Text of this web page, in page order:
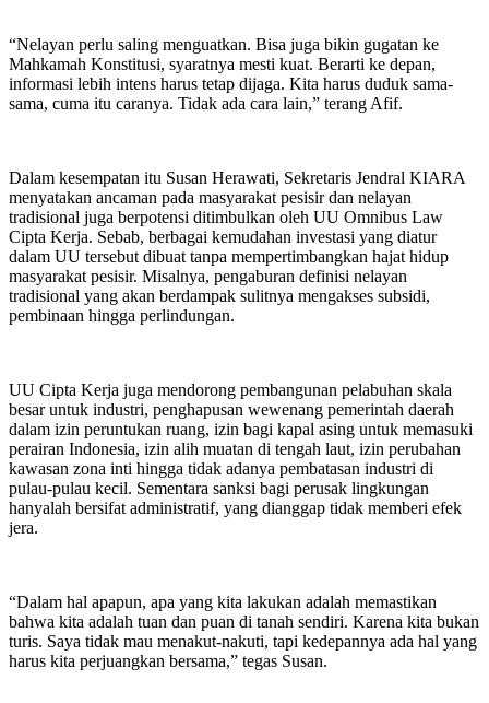
“Nelayan perlu saling menguatkan. Bisa juga bikin gugatan ke
Mahkamah Konstitusi, syaratnya mesti kuat. Berarti ke depan,
informasi lebih intens harus tetap dijaga. Kita harus duduk sama-
sama, cuma itu caranya. Tidak ada cara lain,” terang Afif.
Dalam kesempatan itu Susan Herawati, Sekretaris Jendral KIARA
menyatakan ancaman pada masyarakat pesisir dan nelayan
tradisional juga berpotensi ditimbulkan oleh UU Omnibus Law
Cipta Kerja. Sebab, berbagai kemudahan investasi yang diatur
dalam UU tersebut dibuat tanpa mempertimbangkan hajat hidup
masyarakat pesisir. Misalnya, pengaburan definisi nelayan
tradisional yang akan berdampak sulitnya mengakses subsidi,
pembinaan hingga perlindungan.
UU Cipta Kerja juga mendorong pembangunan pelabuhan skala
besar untuk industri, penghapusan wewenang pemerintah daerah
dalam izin peruntukan ruang, izin bagi kapal asing untuk memasuki
perairan Indonesia, izin alih muatan di tengah laut, izin perubahan
kawasan zona inti hingga tidak adanya pembatasan industri di
pulau-pulau kecil. Sementara sanksi bagi perusak lingkungan
hanyalah bersifat administratif, yang dianggap tidak memberi efek
jera.
“Dalam hal apapun, apa yang kita lakukan adalah memastikan
bahwa kita adalah tuan dan puan di tanah sendiri. Karena kita bukan
turis. Saya tidak mau menakut-nakuti, tapi kedepannya ada hal yang
harus kita perjuangkan bersama,” tegas Susan.